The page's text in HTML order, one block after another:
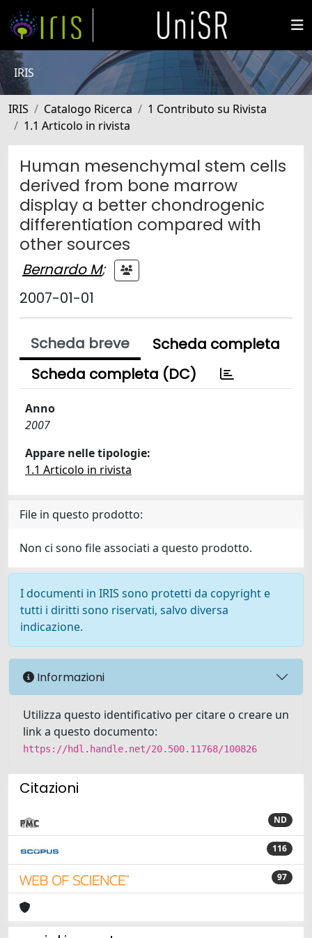
IRIS
IRIS Catalogo Ricerca
1 Contributo su Rivista
1.1 Articolo in rivista
Human mesenchymal stem cells
derived from bone marrow
display a better chondrogenic
differentiation compared with
other sources
Bernardo M;
2007-01-01
Scheda breve
Scheda completa
Scheda completa (DC)
Anno
2007
Appare nelle tipologie:
1.1 Articolo in rivista
File in questo prodotto:
Non ci sono file associati a questo prodotto.
I documenti in IRIS sono protetti da copyright e
tutti i diritti sono riservati, salvo diversa
indicazione.
Informazioni
Utilizza questo identificativo per citare o creare un
link a questo documento:
https://hdl.handle.net/20.500.11768/100826
Citazioni
ND
116
97